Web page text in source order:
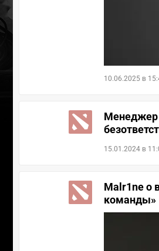
10.06.2025 в
Менеджер
15.01.2024 в
Malr1ne о
команды»